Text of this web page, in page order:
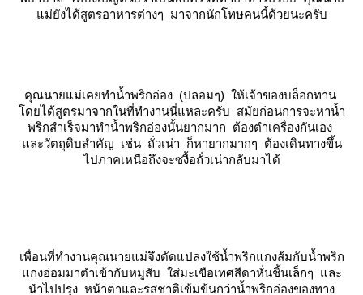
ม่ยังได้สูตรอาหารต่างๆ มาจากนักโทษคนนี้ด้วยนะครับ
คุณนายแม่เคยทำน้ำพริกอ่อง (ปลอมๆ) ให้เจ้าของบล็อกทาน
ดยได้สูตรมาจากในที่ทำงานนี่แหละครับ สมัยก่อนการจะหาน้ำ
พริกสำเร็จมาทำน้ำพริกอ่องนั้นยากมาก ต้องตำเครื่องกันเอง
ละวัตถุดิบสำคัญ เช่น ถั่วเน่า ก็หายากมากๆ ต้องเดินทางขึ้น
ไปภาคเหนือถึงจะซงื้อถั่วเน่ากลับมาได้
เพื่อนที่ทำงานคุณนายแม่จึงดัดแปลงใช้น้ำพริกแกงส้มกับน้ำพริก
กงอ่อมมาตำเข้ากับหมูสับ ใส่มะเขือเทศสีดาหั่นชิ้นเล็กๆ และ
นำไปปรุง หน้าตาและรสชาติเข้มข้นกว่าน้ำพริกอ่องของทาง